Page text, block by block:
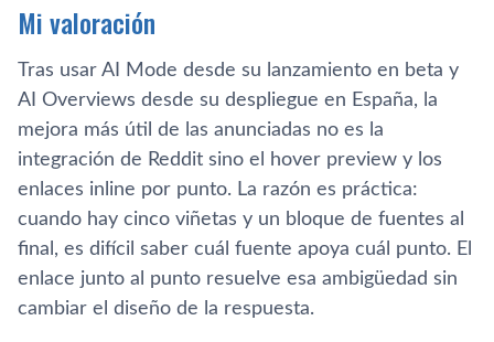
Mi valoración
Tras usar AI Mode desde su lanzamiento en beta y
AI Overviews desde su despliegue en España, la
mejora más útil de las anunciadas no es la
integración de Reddit sino el hover preview y los
enlaces inline por punto. La razón es práctica:
cuando hay cinco viñetas y un bloque de fuentes al
final, es difícil saber cuál fuente apoya cuál punto. El
enlace junto al punto resuelve esa ambigüedad sin
cambiar el diseño de la respuesta.